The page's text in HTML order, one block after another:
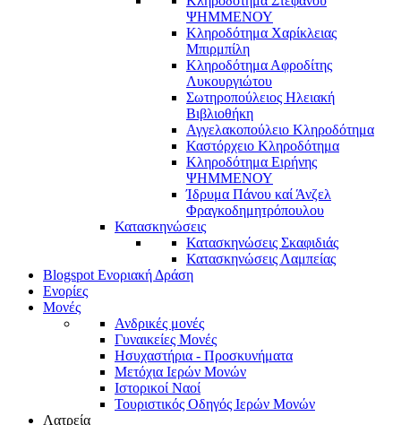
ΨΗΜΜΕΝΟΥ
Κληροδότημα Χαρίκλειας
Μπιρμπίλη
Κληροδότημα Αφροδίτης
Λυκουργιώτου
Σωτηροπούλειος Ηλειακή
Βιβλιοθήκη
Αγγελακοπούλειο Κληροδότημα
Καστόρχειο Κληροδότημα
Κληροδότημα Ειρήνης
ΨΗΜΜΕΝΟΥ
Ίδρυμα Πάνου καί Άνζελ
Φραγκοδημητρόπουλου
Κατασκηνώσεις
Κατασκηνώσεις Σκαφιδιάς
Κατασκηνώσεις Λαμπείας
Blogspot Ενοριακή Δράση
Ενορίες
Μονές
Ανδρικές μονές
Γυναικείες Μονές
Ησυχαστήρια - Προσκυνήματα
Μετόχια Ιερών Μονών
Ιστορικοί Ναοί
Τουριστικός Οδηγός Ιερών Μονών
Λατρεία